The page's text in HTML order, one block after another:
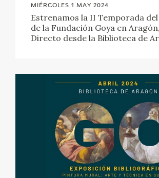
MIÉRCOLES 1 MAY 2024
Estrenamos la II Temporada
de la Fundación Goya en
Directo desde la Biblioteca de